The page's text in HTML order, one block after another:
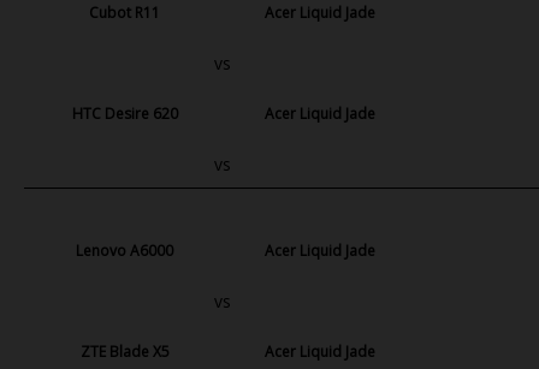
Cubot R11
vs
Acer Liquid Jade
HTC Desire 620
vs
Acer Liquid Jade
Lenovo A6000
vs
Acer Liquid Jade
ZTE Blade X5 Acer Liquid Jade